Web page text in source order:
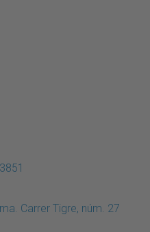
Carrer Tigre, núm. 27